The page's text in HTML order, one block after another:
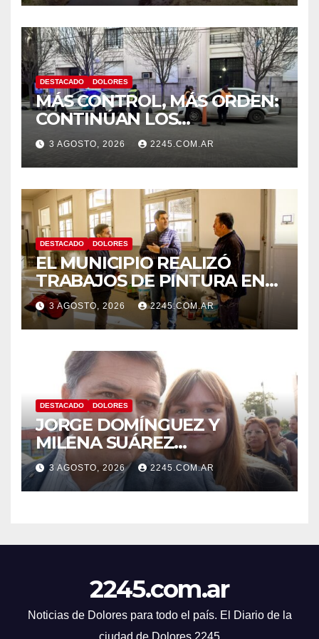
DESTACADO DOLORES
MÁS CONTROL, MÁS ORDEN:
CONTINÚAN LOS
OPERATIVOS PREVENTIVOS
DE TRÁNSITO EN DOLORES
3 AGOSTO, 2026 2245.COM.AR
DESTACADO DOLORES
EL MUNICIPIO REALIZÓ
TRABAJOS DE PINTURA EN
LA ESCUELA N.º 10
3 AGOSTO, 2026 2245.COM.AR
DESTACADO DOLORES
JORGE DOMÍNGUEZ Y
MILENA SUÁREZ
INTENSIFICAN LA AGENDA
OPOSITORA EN DOLORES
CON UNA SERIE DE
3 AGOSTO, 2026 2245.COM.AR
2245.com.ar
Noticias de Dolores para todo el país. El Diario de la
ciudad de Dolores 2245